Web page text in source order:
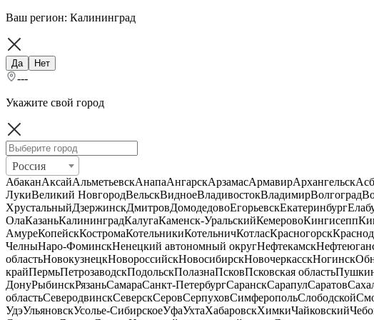
Ваш регион: Калининград
Да Нет
---
Укажите свой город
Россия
АбаканАксайАльметьевскАнапаАнгарскАрзамасАрмавирАрхангельск
ЛукиВеликий НовгородВельскВидноеВладивостокВладимирВолгоград
ХрустальныйДзержинскДмитровДомодедовоЕгорьевскЕкатеринбург
ОлаКазаньКалининградКалугаКаменск-УральскийКемеровоКингисепп
АмуреКопейскКостромаКотельникиКотельничКотласКрасногорск
ЧелныНаро-ФоминскНенецкий автономный округНефтекамск
областьНовокузнецкНовороссийскНовосибирскНовочеркасскНогинск
крайПермьПетрозаводскПодольскПолазнаПсковПсковская область
ДонуРыбинскРязаньСамараСанкт-ПетербургСаранскСарапулСаратов
областьСеверодвинскСеверскСеровСерпуховСимферопольСлободской
УдэУльяновскУсолье-СибирскоеУфаУхтаХабаровскХимкиЧайковский